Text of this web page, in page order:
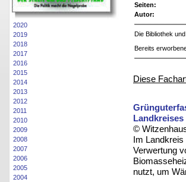
2020
2019
2018
2017
2016
2015
2014
2013
2012
2011
2010
2009
2008
2007
2006
2005
2004
Seiten:
Autor:
Die Bibliothek
Bereits
Diese
©
Im
Verwertung
nutzt, um